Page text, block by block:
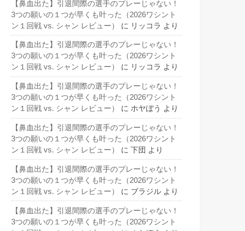
【鼻血出た】引退間際の選手のプレーじゃない！
3つの願いの１つが早くも叶った（2026ワシント
ン１回戦 vs. シャン レビュー）
に リッコラ より
【鼻血出た】引退間際の選手のプレーじゃない！
3つの願いの１つが早くも叶った（2026ワシント
ン１回戦 vs. シャン レビュー）
に リッコラ より
【鼻血出た】引退間際の選手のプレーじゃない！
3つの願いの１つが早くも叶った（2026ワシント
ン１回戦 vs. シャン レビュー）
に ホヤぼう より
【鼻血出た】引退間際の選手のプレーじゃない！
3つの願いの１つが早くも叶った（2026ワシント
ン１回戦 vs. シャン レビュー）
に 下団 より
【鼻血出た】引退間際の選手のプレーじゃない！
3つの願いの１つが早くも叶った（2026ワシント
ン１回戦 vs. シャン レビュー）
に ブラジル より
【鼻血出た】引退間際の選手のプレーじゃない！
3つの願いの１つが早くも叶った（2026ワシント